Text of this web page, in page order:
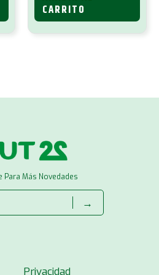
CARRITO
Para Más Novedades
→
Privacidad